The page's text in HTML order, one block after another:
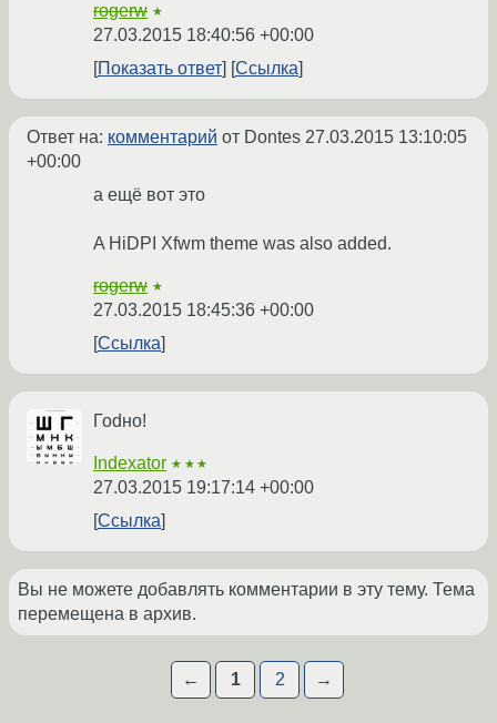
rogerw ★
27.03.2015 18:40:56 +00:00
Показать ответ
Ссылка
Ответ на: комментарий от Dontes 27.03.2015 13:10:05
+00:00
а ещё вот это
A HiDPI Xfwm theme was also added.
rogerw ★
27.03.2015 18:45:36 +00:00
Ссылка
Гоdно!
Indexator ★★★
27.03.2015 19:17:14 +00:00
Ссылка
Вы не можете добавлять комментарии в эту тему. Тема
перемещена в архив.
← 1 2 →